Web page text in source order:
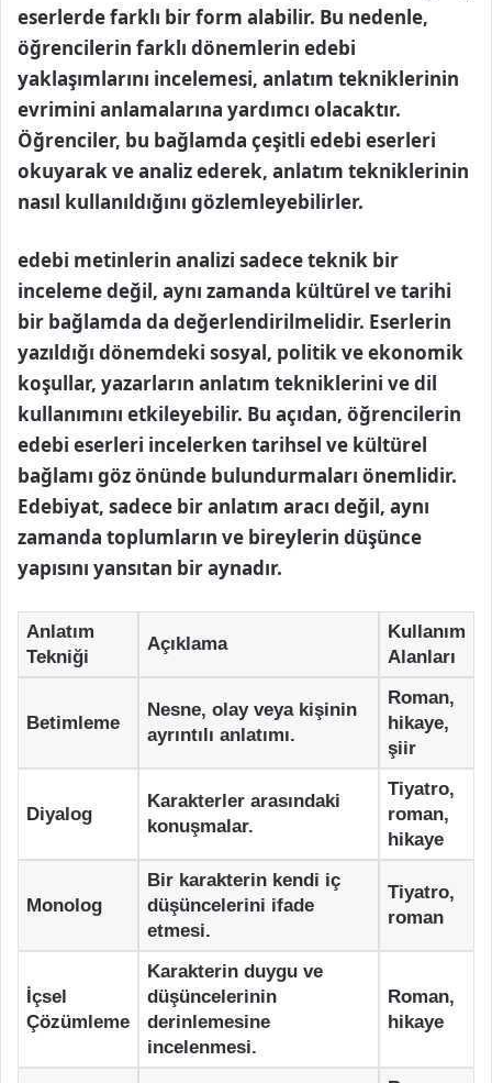
eserlerde farklı bir form alabilir. Bu nedenle,
öğrencilerin farklı dönemlerin edebi
yaklaşımlarını incelemesi, anlatım tekniklerinin
evrimini anlamalarına yardımcı olacaktır.
Öğrenciler, bu bağlamda çeşitli edebi eserleri
okuyarak ve analiz ederek, anlatım tekniklerinin
nasıl kullanıldığını gözlemleyebilirler.
edebi metinlerin analizi sadece teknik bir
inceleme değil, aynı zamanda kültürel ve tarihi
bir bağlamda da değerlendirilmelidir. Eserlerin
yazıldığı dönemdeki sosyal, politik ve ekonomik
koşullar, yazarların anlatım tekniklerini ve dil
kullanımını etkileyebilir. Bu açıdan, öğrencilerin
edebi eserleri incelerken tarihsel ve kültürel
bağlamı göz önünde bulundurmaları önemlidir.
Edebiyat, sadece bir anlatım aracı değil, aynı
zamanda toplumların ve bireylerin düşünce
yapısını yansıtan bir aynadır.
Anlatım
Tekniği
Açıklama
Kullanım
Alanları
Betimleme
Nesne, olay veya kişinin
ayrıntılı anlatımı.
Roman,
hikaye,
şiir
Diyalog
Karakterler arasındaki
konuşmalar.
Tiyatro,
roman,
hikaye
Monolog
Bir karakterin kendi iç
düşüncelerini ifade
etmesi.
Tiyatro,
roman
İçsel
Çözümleme
Karakterin duygu ve
düşüncelerinin
derinlemesine
incelenmesi.
Roman,
hikaye